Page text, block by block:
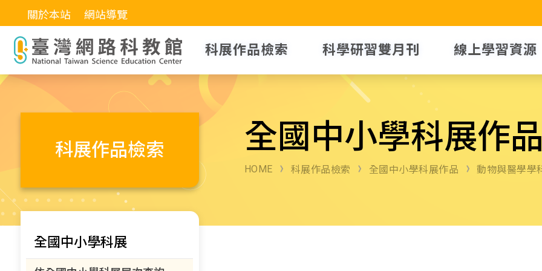
關於本站 網站導覽
科展作品檢索 科學研習雙月刊 線上學習資源
科展作品檢索 全國中小學科展作
HOME 科展作品檢索 全國中小學科展作品 動物與醫學學
全國中小學科展